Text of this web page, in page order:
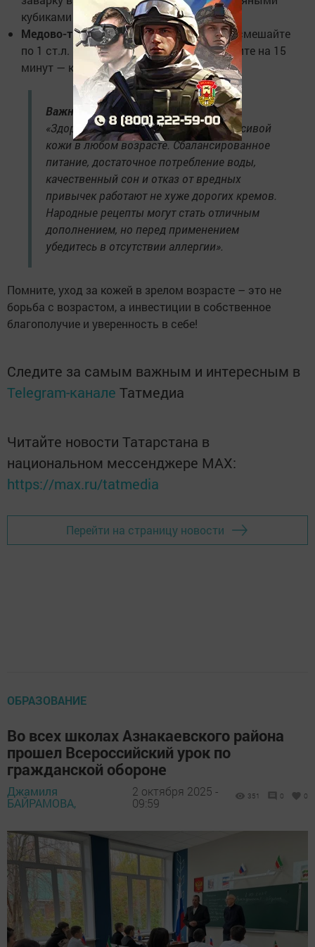
кубиками улучшит микроциркуляцию.
Медово-творожная маскадля питания: смешайте
по 1 ст.л. меда и жирного творога, нанесите на 15
минут — кожа станет бархатистой.
Важный совет от эксперта:
«Здоровый образ жизни – основа красивой
кожи в любом возрасте. Сбалансированное
питание, достаточное потребление воды,
качественный сон и отказ от вредных
привычек работают не хуже дорогих кремов.
Народные рецепты могут стать отличным
дополнением, но перед применением
убедитесь в отсутствии аллергии».
Помните, уход за кожей в зрелом возрасте – это не
борьба с возрастом, а инвестиции в собственное
благополучие и уверенность в себе!
Следите за самым важным и интересным в
Telegram-канале Татмедиа
Читайте новости Татарстана в
национальном мессенджере MАХ:
https://max.ru/tatmedia
Перейти на страницу новости
ОБРАЗОВАНИЕ
Во всех школах Азнакаевского района
прошел Всероссийский урок по
гражданской обороне
Джамиля
БАЙРАМОВА,
2 октября 2025 -
09:59
351 0 0